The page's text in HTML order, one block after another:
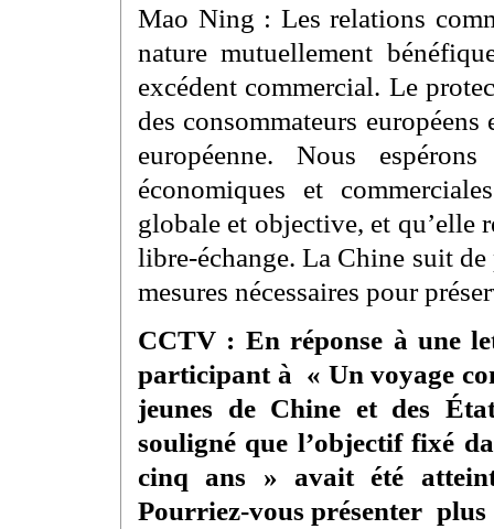
Mao Ning : Les relations
nature mutuellement
excédent commercial. Le
des consommateurs
européenne. Nous
économiques et
globale et objective, et qu’elle
libre-échange. La Chine suit
mesures nécessaires pour
CCTV : En réponse à une
participant à « Un voyage
jeunes de Chine et des
souligné que l’objectif fixé
cinq ans » avait été
Pourriez-vous présenter plus